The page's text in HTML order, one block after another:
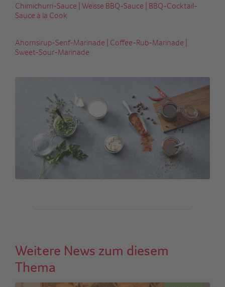
Chimichurri-Sauce | Weisse BBQ-Sauce | BBQ-Cocktail-
Sauce à la Cook
Ahornsirup-Senf-Marinade | Coffee-Rub-Marinade |
Sweet-Sour-Marinade
Weitere News zum diesem
Thema